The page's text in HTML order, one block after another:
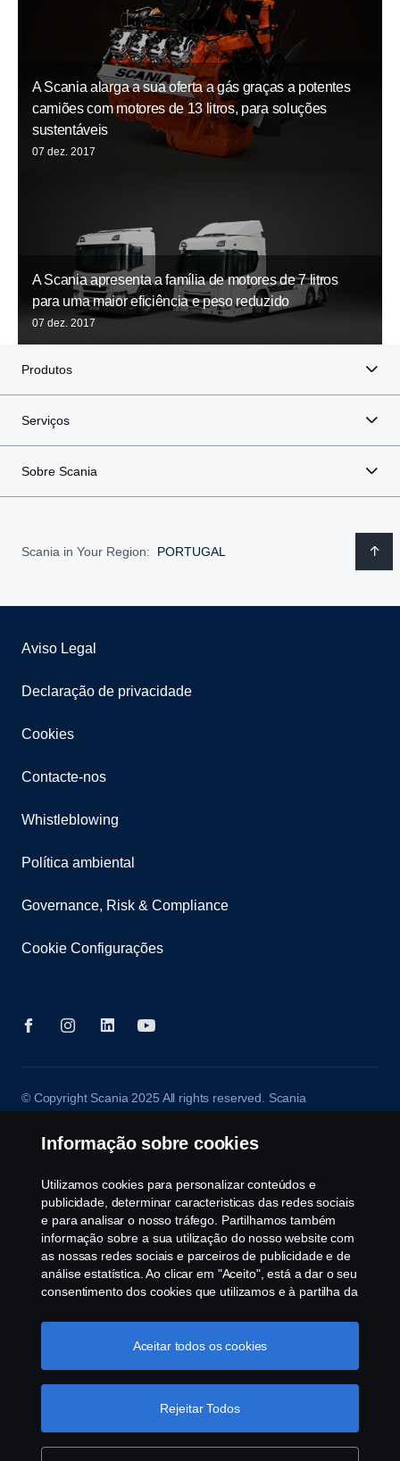
A Scania alarga a sua oferta a gás graças a potentes
camiões com motores de 13 litros, para soluções
sustentáveis
07 dez. 2017
A Scania apresenta a família de motores de 7 litros
para uma maior eficiência e peso reduzido
07 dez. 2017
Produtos
Serviços
Sobre Scania
Scania in Your Region: PORTUGAL
Aviso Legal
Declaração de privacidade
Cookies
Contacte-nos
Whistleblowing
Política ambiental
Governance, Risk & Compliance
Cookie Configurações
© Copyright Scania 2025 All rights reserved. Scania
+46-8-55 38 10 00, Fax: +46-8-55 38 10 37.
Informação sobre cookies
Utilizamos cookies para personalizar conteúdos e
publicidade, determinar caracteristicas das redes sociais
e para analisar o nosso tráfego. Partilhamos também
informação sobre a sua utilização do nosso website com
as nossas redes sociais e parceiros de publicidade e de
análise estatística. Ao clicar em "Aceito", está a dar o seu
consentimento dos cookies que utilizamos e à partilha da
utilizamos os cookies, visite a nossa secção de cookies,
ou clique no link em rodapé, ou como gerimos os seus
Rejeitar Todos
Aceitar todos os cookies